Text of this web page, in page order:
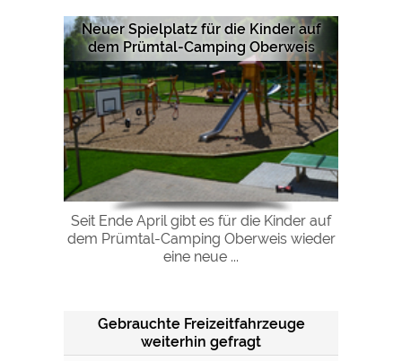
Neuer Spielplatz für die Kinder auf
dem Prümtal-Camping Oberweis
Seit Ende April gibt es für die Kinder auf
dem Prümtal-Camping Oberweis wieder
eine neue ...
Gebrauchte Freizeitfahrzeuge
weiterhin gefragt